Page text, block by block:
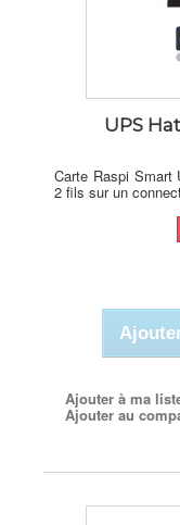
UPS
Carte Raspi Smart
2 fils sur un
Ajouter à ma
Ajouter au